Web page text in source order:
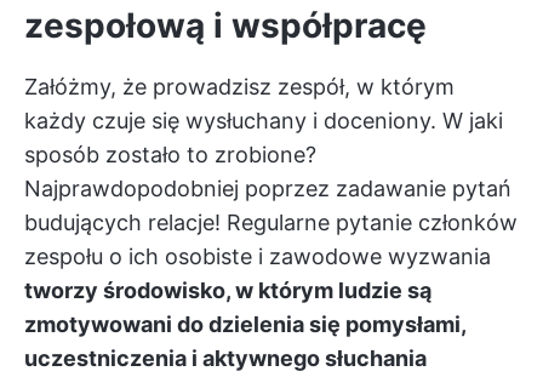
zespołową i współpracę
Załóżmy, że prowadzisz zespół, w którym
każdy czuje się wysłuchany i doceniony. W jaki
sposób zostało to zrobione?
Najprawdopodobniej poprzez zadawanie pytań
budujących relacje! Regularne pytanie członków
zespołu o ich osobiste i zawodowe wyzwania
tworzy środowisko, w którym ludzie są
zmotywowani do dzielenia się pomysłami,
uczestniczenia i aktywnego słuchania